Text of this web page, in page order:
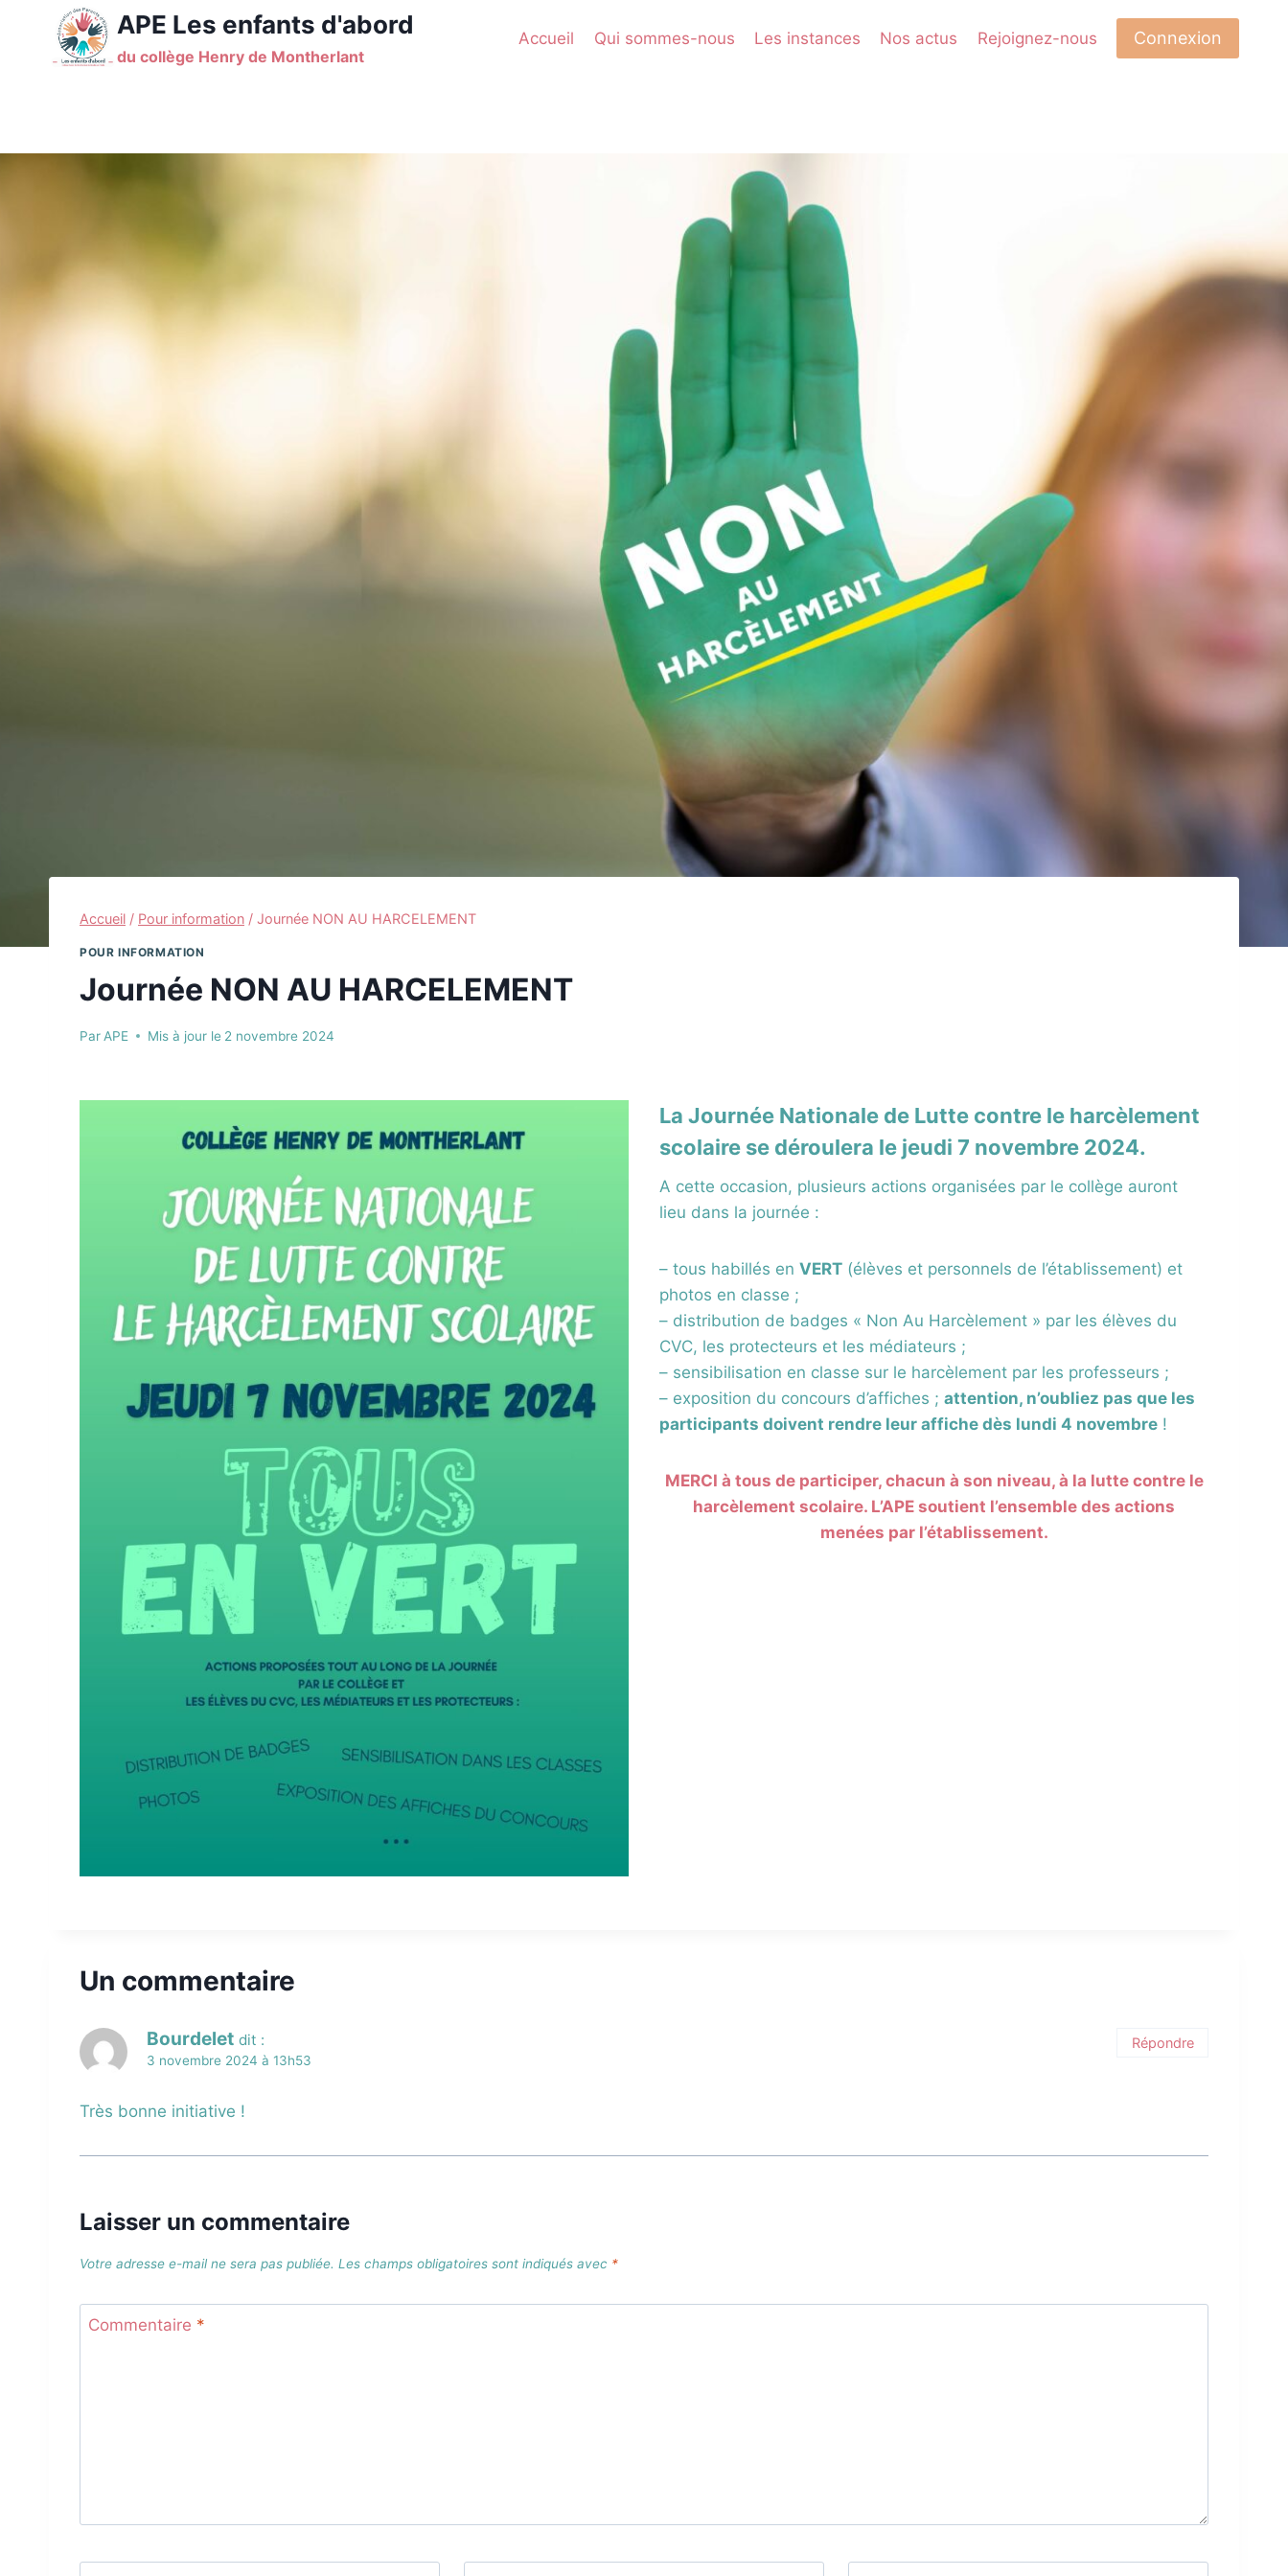
contenu
APE Les enfants d'abord
du collège Henry de Montherlant
Accueil Qui sommes-nous Les instances Nos actus Rejoignez-nous Connexion
Accueil / Pour information / Journée NON AU HARCELEMENT
POUR INFORMATION
Journée NON AU HARCELEMENT
Par APE Mis à jour le 2 novembre 2024
La Journée Nationale de Lutte contre le harcèlement
scolaire se déroulera le jeudi 7 novembre 2024.
A cette occasion, plusieurs actions organisées par le collège auront
lieu dans la journée :
– tous habillés en VERT (élèves et personnels de l’établissement) et
photos en classe ;
– distribution de badges « Non Au Harcèlement » par les élèves du
CVC, les protecteurs et les médiateurs ;
– sensibilisation en classe sur le harcèlement par les professeurs ;
– exposition du concours d’affiches ; attention, n’oubliez pas que les
participants doivent rendre leur affiche dès lundi 4 novembre !
MERCI à tous de participer, chacun à son niveau, à la lutte contre le
harcèlement scolaire. L’APE soutient l’ensemble des actions
menées par l’établissement.
Un commentaire
Bourdelet dit :
3 novembre 2024 à 13h53
Très bonne initiative !
Répondre
Laisser un commentaire
Votre adresse e-mail ne sera pas publiée. Les champs obligatoires sont indiqués avec *
Commentaire *